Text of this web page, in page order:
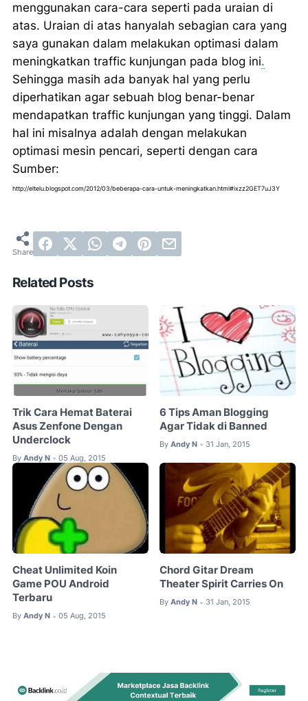
menggunakan cara-cara seperti pada uraian di
atas. Uraian di atas hanyalah sebagian cara yang
saya gunakan dalam melakukan optimasi dalam
meningkatkan traffic kunjungan pada blog ini.
Sehingga masih ada banyak hal yang perlu
diperhatikan agar sebuah blog benar-benar
mendapatkan traffic kunjungan yang tinggi. Dalam
hal ini misalnya adalah dengan melakukan
optimasi mesin pencari, seperti dengan cara
Sumber:
http://eltelu.blogspot.com/2012/03/beberapa-cara-untuk-meningkatkan.html#ixzz2GET7uJ3Y
Related Posts
Trik Cara Hemat Baterai
Asus Zenfone Dengan
Underclock
By Andy N • 05 Aug, 2015
6 Tips Aman Blogging
Agar Tidak di Banned
By Andy N • 31 Jan, 2015
Cheat Unlimited Koin
Game POU Android
Terbaru
By Andy N • 05 Aug, 2015
Chord Gitar Dream
Theater Spirit Carries On
By Andy N • 31 Jan, 2015